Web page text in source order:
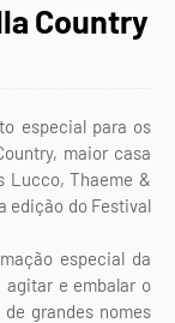
Country
especial para os
maior casa
Lucco, Thaeme &
edição do Festival
especial da
agitar e embalar o
grandes nomes